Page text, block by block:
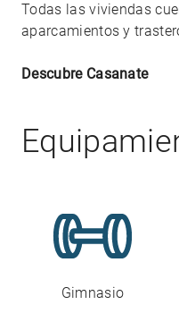
Todas las viviendas
aparcamientos y
Descubre Casanate
Gimnasio